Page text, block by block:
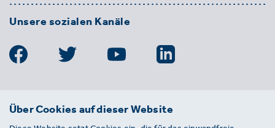
Unsere sozialen Kanäle
BDE
Über Cookies auf dieser Website